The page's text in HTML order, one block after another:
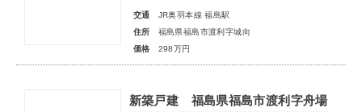
交通
JR奥羽本線 福島駅
住所
福島県福島市渡利字城向
価格
298万円
新築戸建 福島県福島市渡利字舟場